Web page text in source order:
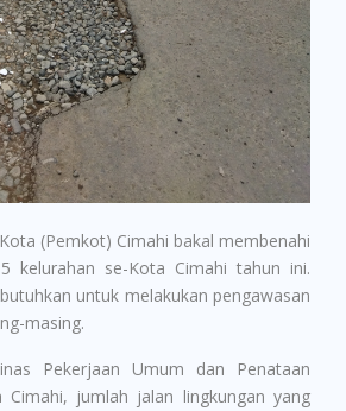
(Pemkot) Cimahi bakal membenahi
kelurahan se-Kota Cimahi tahun ini.
untuk melakukan pengawasan
masing.
Pekerjaan Umum dan Penataan
Cimahi, jumlah jalan lingkungan yang